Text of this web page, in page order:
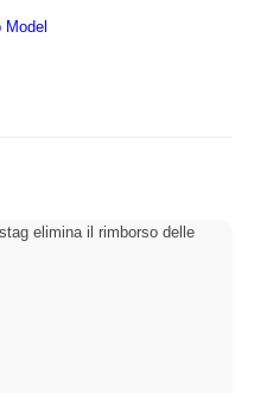
Model